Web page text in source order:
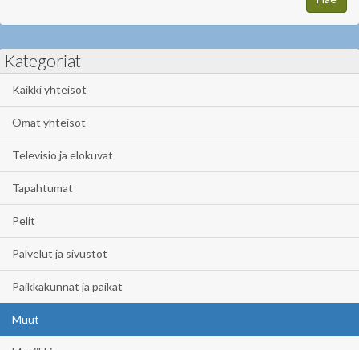
Kategoriat
Kaikki yhteisöt
Omat yhteisöt
Televisio ja elokuvat
Tapahtumat
Pelit
Palvelut ja sivustot
Paikkakunnat ja paikat
Muut